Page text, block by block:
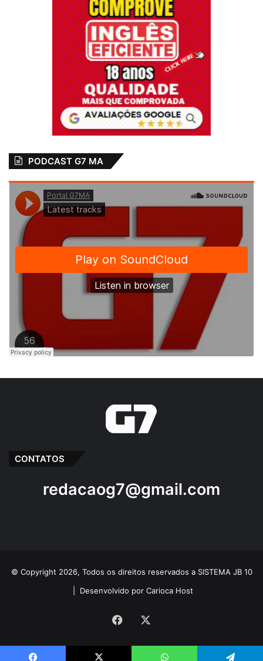
PODCAST G7 MA
CONTATOS
redacaog7@gmail.com
© Copyright 2026, Todos os direitos reservados a SISTEMA JB 10
Desenvolvido por Carioca Host
Facebook